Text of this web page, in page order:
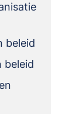
beleid
beleid